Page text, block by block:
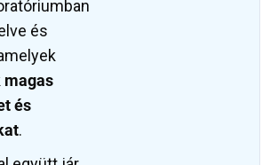
és
magas
és
.